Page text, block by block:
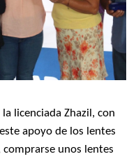
licenciada Zhazil, con
apoyo de los lentes
comprarse unos lentes